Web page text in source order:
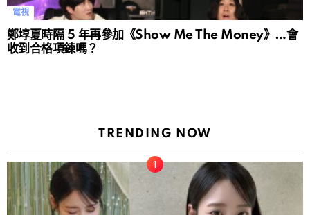
電視
鄭埻夏時隔 5 年再參加《Show Me The Money》…會
收到合格項鍊嗎？
TRENDING NOW